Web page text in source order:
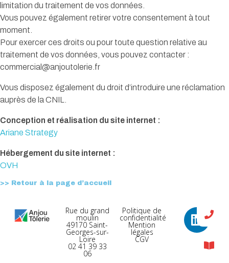
limitation du traitement de vos données.
Vous pouvez également retirer votre consentement à tout
moment.
Pour exercer ces droits ou pour toute question relative au
traitement de vos données, vous pouvez contacter :
commercial@anjoutolerie.fr
Vous disposez également du droit d’introduire une réclamation
auprès de la CNIL.
Conception et réalisation du site internet :
Ariane Strategy
Hébergement du site internet :
OVH
>> Retour à la page d’accueil
Rue du grand
moulin
49170 Saint-
Georges-sur-
Loire
02 41 39 33
06
Politique de
confidentialité
Mention
légales
CGV